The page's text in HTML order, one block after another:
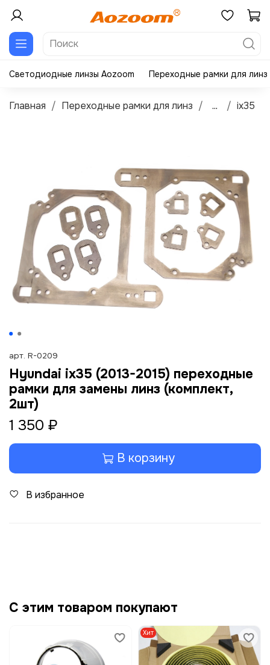
Светодиодные линзы Aozoom Переходные рамки для линз
Главная Переходные рамки для линз ... ix35
арт. R-0209
Hyundai ix35 (2013-2015) переходные
рамки для замены линз (комплект,
2шт)
1 350 ₽
В корзину
В избранное
С этим товаром покупают
Хит